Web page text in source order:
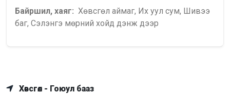
Байршил, хаяг: Хөвсгөл аймаг, Их уул сум, Шивээ
баг, Сэлэнгэ мөрний хойд дэнж дээр
Хөвсгөл - Гоюул бааз